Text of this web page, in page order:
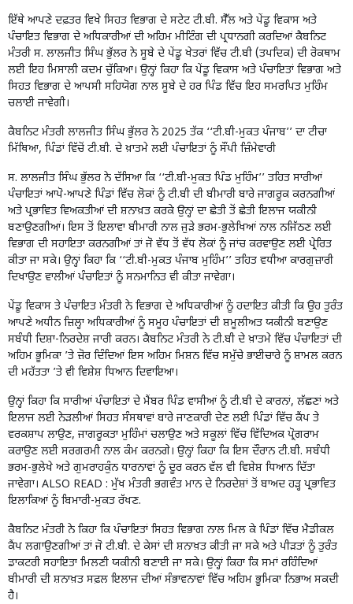
ਇੱਥੇ ਆਪਣੇ ਦਫ਼ਤਰ ਵਿਖੇ ਸਿਹਤ ਵਿਭਾਗ ਦੇ ਸਟੇਟ ਟੀ.ਬੀ. ਸੈੱਲ ਅਤੇ ਪੇਂਡੂ ਵਿਕਾਸ ਅਤੇ
ਪੰਚਾਇਤ ਵਿਭਾਗ ਦੇ ਅਧਿਕਾਰੀਆਂ ਦੀ ਅਹਿਮ ਮੀਟਿੰਗ ਦੀ ਪ੍ਰਧਾਨਗੀ ਕਰਦਿਆਂ ਕੈਬਨਿਟ
ਮੰਤਰੀ ਸ. ਲਾਲਜੀਤ ਸਿੰਘ ਭੁੱਲਰ ਨੇ ਸੂਬੇ ਦੇ ਪੇਂਡੂ ਖੇਤਰਾਂ ਵਿੱਚ ਟੀ.ਬੀ (ਤਪਦਿਕ) ਦੀ ਰੋਕਥਾਮ
ਲਈ ਇਹ ਮਿਸਾਲੀ ਕਦਮ ਚੁੱਕਿਆ। ਉਨ੍ਹਾਂ ਕਿਹਾ ਕਿ ਪੇਂਡੂ ਵਿਕਾਸ ਅਤੇ ਪੰਚਾਇਤਾਂ ਵਿਭਾਗ ਅਤੇ
ਸਿਹਤ ਵਿਭਾਗ ਦੇ ਆਪਸੀ ਸਹਿਯੋਗ ਨਾਲ ਸੂਬੇ ਦੇ ਹਰ ਪਿੰਡ ਵਿੱਚ ਇਹ ਸਮਰਪਿਤ ਮੁਹਿੰਮ
ਚਲਾਈ ਜਾਵੇਗੀ।
ਕੈਬਨਿਟ ਮੰਤਰੀ ਲਾਲਜੀਤ ਸਿੰਘ ਭੁੱਲਰ ਨੇ 2025 ਤੱਕ ‘‘ਟੀ.ਬੀ-ਮੁਕਤ ਪੰਜਾਬ’’ ਦਾ ਟੀਚਾ
ਮਿੱਥਿਆ, ਪਿੰਡਾਂ ਵਿੱਚੋਂ ਟੀ.ਬੀ. ਦੇ ਖ਼ਾਤਮੇ ਲਈ ਪੰਚਾਇਤਾਂ ਨੂੰ ਸੌਂਪੀ ਜ਼ਿੰਮੇਵਾਰੀ
ਸ. ਲਾਲਜੀਤ ਸਿੰਘ ਭੁੱਲਰ ਨੇ ਦੱਸਿਆ ਕਿ ‘‘ਟੀ.ਬੀ-ਮੁਕਤ ਪਿੰਡ ਮੁਹਿੰਮ’’ ਤਹਿਤ ਸਾਰੀਆਂ
ਪੰਚਾਇਤਾਂ ਆਪੋ-ਆਪਣੇ ਪਿੰਡਾਂ ਵਿੱਚ ਲੋਕਾਂ ਨੂੰ ਟੀ.ਬੀ ਦੀ ਬੀਮਾਰੀ ਬਾਰੇ ਜਾਗਰੂਕ ਕਰਨਗੀਆਂ
ਅਤੇ ਪ੍ਰਭਾਵਿਤ ਵਿਅਕਤੀਆਂ ਦੀ ਸ਼ਨਾਖ਼ਤ ਕਰਕੇ ਉਨ੍ਹਾਂ ਦਾ ਛੇਤੀ ਤੋਂ ਛੇਤੀ ਇਲਾਜ ਯਕੀਨੀ
ਬਣਾਉਣਗੀਆਂ। ਇਸ ਤੋਂ ਇਲਾਵਾ ਬੀਮਾਰੀ ਨਾਲ ਜੁੜੇ ਭਰਮ-ਭੁਲੇਖਿਆਂ ਨਾਲ ਨਜਿੱਠਣ ਲਈ
ਵਿਭਾਗ ਦੀ ਸਹਾਇਤਾ ਕਰਨਗੀਆਂ ਤਾਂ ਜੋ ਵੱਧ ਤੋਂ ਵੱਧ ਲੋਕਾਂ ਨੂੰ ਜਾਂਚ ਕਰਵਾਉਣ ਲਈ ਪ੍ਰੇਰਿਤ
ਕੀਤਾ ਜਾ ਸਕੇ। ਉਨ੍ਹਾਂ ਕਿਹਾ ਕਿ ‘‘ਟੀ.ਬੀ-ਮੁਕਤ ਪੰਜਾਬ ਮੁਹਿੰਮ’’ ਤਹਿਤ ਵਧੀਆ ਕਾਰਗੁਜ਼ਾਰੀ
ਦਿਖਾਉਣ ਵਾਲੀਆਂ ਪੰਚਾਇਤਾਂ ਨੂੰ ਸਨਮਾਨਿਤ ਵੀ ਕੀਤਾ ਜਾਵੇਗਾ।
ਪੇਂਡੂ ਵਿਕਾਸ ਤੇ ਪੰਚਾਇਤ ਮੰਤਰੀ ਨੇ ਵਿਭਾਗ ਦੇ ਅਧਿਕਾਰੀਆਂ ਨੂੰ ਹਦਾਇਤ ਕੀਤੀ ਕਿ ਉਹ ਤੁਰੰਤ
ਆਪਣੇ ਅਧੀਨ ਜ਼ਿਲ੍ਹਾ ਅਧਿਕਾਰੀਆਂ ਨੂੰ ਸਮੂਹ ਪੰਚਾਇਤਾਂ ਦੀ ਸ਼ਮੂਲੀਅਤ ਯਕੀਨੀ ਬਣਾਉਣ
ਸਬੰਧੀ ਦਿਸ਼ਾ-ਨਿਰਦੇਸ਼ ਜਾਰੀ ਕਰਨ। ਕੈਬਨਿਟ ਮੰਤਰੀ ਨੇ ਟੀ.ਬੀ ਦੇ ਖ਼ਾਤਮੇ ਵਿੱਚ ਪੰਚਾਇਤਾਂ ਦੀ
ਅਹਿਮ ਭੂਮਿਕਾ ’ਤੇ ਜ਼ੋਰ ਦਿੰਦਿਆਂ ਇਸ ਅਹਿਮ ਮਿਸ਼ਨ ਵਿੱਚ ਸਮੁੱਚੇ ਭਾਈਚਾਰੇ ਨੂੰ ਸ਼ਾਮਲ ਕਰਨ
ਦੀ ਮਹੱਤਤਾ ’ਤੇ ਵੀ ਵਿਸ਼ੇਸ਼ ਧਿਆਨ ਦਿਵਾਇਆ।
ਉਨ੍ਹਾਂ ਕਿਹਾ ਕਿ ਸਾਰੀਆਂ ਪੰਚਾਇਤਾਂ ਦੇ ਮੈਂਬਰ ਪਿੰਡ ਵਾਸੀਆਂ ਨੂੰ ਟੀ.ਬੀ ਦੇ ਕਾਰਨਾਂ, ਲੱਛਣਾਂ ਅਤੇ
ਇਲਾਜ ਲਈ ਨੇੜਲੀਆਂ ਸਿਹਤ ਸੰਸਥਾਵਾਂ ਬਾਰੇ ਜਾਣਕਾਰੀ ਦੇਣ ਲਈ ਪਿੰਡਾਂ ਵਿੱਚ ਕੈਂਪ ਤੇ
ਵਰਕਸ਼ਾਪ ਲਾਉਣ, ਜਾਗਰੂਕਤਾ ਮੁਹਿੰਮਾਂ ਚਲਾਉਣ ਅਤੇ ਸਕੂਲਾਂ ਵਿੱਚ ਵਿੱਦਿਅਕ ਪ੍ਰੋਗਰਾਮ
ਕਰਾਉਣ ਲਈ ਸਰਗਰਮੀ ਨਾਲ ਕੰਮ ਕਰਨਗੇ। ਉਨ੍ਹਾਂ ਕਿਹਾ ਕਿ ਇਸ ਦੌਰਾਨ ਟੀ.ਬੀ. ਸਬੰਧੀ
ਭਰਮ-ਭੁਲੇਖੇ ਅਤੇ ਗੁਮਰਾਹਕੁੰਨ ਧਾਰਨਾਵਾਂ ਨੂੰ ਦੂਰ ਕਰਨ ਵੱਲ ਵੀ ਵਿਸ਼ੇਸ਼ ਧਿਆਨ ਦਿੱਤਾ
ਜਾਵੇਗਾ। ALSO READ : ਮੁੱਖ ਮੰਤਰੀ ਭਗਵੰਤ ਮਾਨ ਦੇ ਨਿਰਦੇਸ਼ਾਂ ਤੋਂ ਬਾਅਦ ਹੜ੍ਹ ਪ੍ਰਭਾਵਿਤ
ਇਲਾਕਿਆਂ ਨੂੰ ਬਿਮਾਰੀ-ਮੁਕਤ ਰੱਖਣ.
ਕੈਬਨਿਟ ਮੰਤਰੀ ਨੇ ਕਿਹਾ ਕਿ ਪੰਚਾਇਤਾਂ ਸਿਹਤ ਵਿਭਾਗ ਨਾਲ ਮਿਲ ਕੇ ਪਿੰਡਾਂ ਵਿੱਚ ਮੈਡੀਕਲ
ਕੈਂਪ ਲਗਾਉਣਗੀਆਂ ਤਾਂ ਜੋ ਟੀ.ਬੀ. ਦੇ ਕੇਸਾਂ ਦੀ ਸ਼ਨਾਖ਼ਤ ਕੀਤੀ ਜਾ ਸਕੇ ਅਤੇ ਪੀੜਤਾਂ ਨੂੰ ਤੁਰੰਤ
ਡਾਕਟਰੀ ਸਹਾਇਤਾ ਮਿਲਣੀ ਯਕੀਨੀ ਬਣਾਈ ਜਾ ਸਕੇ। ਉਨ੍ਹਾਂ ਕਿਹਾ ਕਿ ਸਮਾਂ ਰਹਿੰਦਿਆਂ
ਬੀਮਾਰੀ ਦੀ ਸ਼ਨਾਖ਼ਤ ਸਫ਼ਲ ਇਲਾਜ ਦੀਆਂ ਸੰਭਾਵਨਾਵਾਂ ਵਿੱਚ ਅਹਿਮ ਭੂਮਿਕਾ ਨਿਭਾਅ ਸਕਦੀ
ਹੈ।